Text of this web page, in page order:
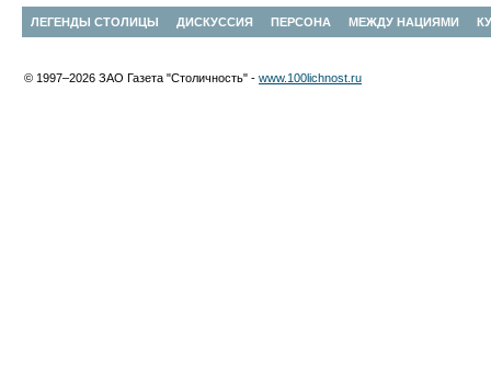
ЛЕГЕНДЫ СТОЛИЦЫ ДИСКУССИЯ ПЕРСОНА МЕЖДУ НАЦИЯМИ
© 1997–2026 ЗАО Газета "Столичность" - www.100lichnost.ru